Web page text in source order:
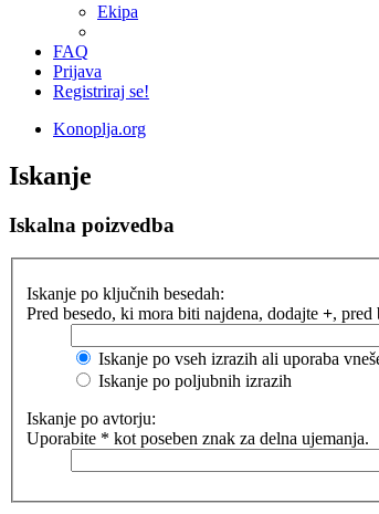
Ekipa
FAQ
Prijava
Registriraj se!
Konoplja.org
Iskanje
Iskalna poizvedba
Iskanje po ključnih besedah:
Pred besedo, ki mora biti najdena, dodajte +, pred
Iskanje po vseh izrazih ali uporaba
Iskanje po poljubnih izrazih
Iskanje po avtorju:
Uporabite * kot poseben znak za delna ujemanja.